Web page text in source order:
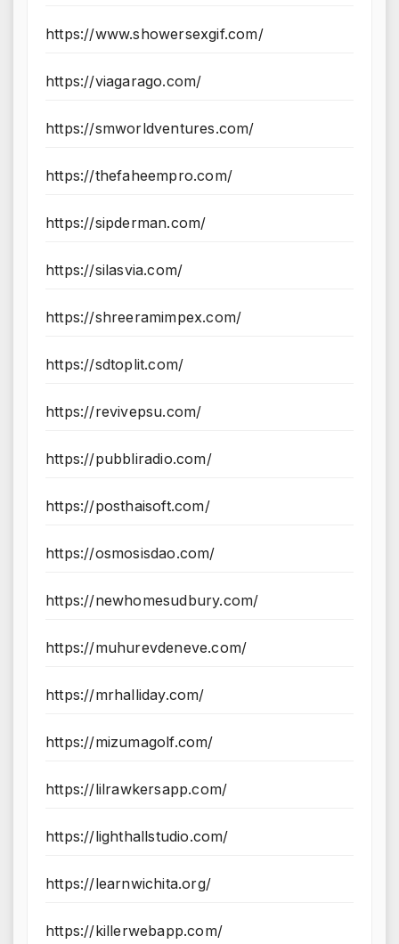
https://www.showersexgif.com/
https://viagarago.com/
https://smworldventures.com/
https://thefaheempro.com/
https://sipderman.com/
https://silasvia.com/
https://shreeramimpex.com/
https://sdtoplit.com/
https://revivepsu.com/
https://pubbliradio.com/
https://posthaisoft.com/
https://osmosisdao.com/
https://newhomesudbury.com/
https://muhurevdeneve.com/
https://mrhalliday.com/
https://mizumagolf.com/
https://lilrawkersapp.com/
https://lighthallstudio.com/
https://learnwichita.org/
https://killerwebapp.com/